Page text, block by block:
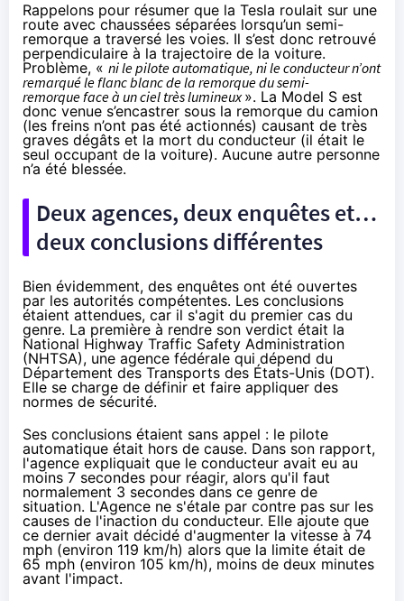
Rappelons pour résumer que la Tesla roulait sur une
route avec chaussées séparées lorsqu’un semi-
remorque a traversé les voies. Il s’est donc retrouvé
perpendiculaire à la trajectoire de la voiture.
Problème, « ni le pilote automatique, ni le conducteur n’ont
remarqué le flanc blanc de la remorque du semi-
remorque face à un ciel très lumineux». La Model S est
donc venue s’encastrer sous la remorque du camion
(les freins n’ont pas été actionnés) causant de très
graves dégâts et la mort du conducteur (il était le
seul occupant de la voiture). Aucune autre personne
n’a été blessée.
Deux agences, deux enquêtes et…
deux conclusions différentes
Bien évidemment, des enquêtes ont été ouvertes
par les autorités compétentes. Les conclusions
étaient attendues, car il s'agit du premier cas du
genre. La première à rendre son verdict était la
National Highway Traffic Safety Administration
(NHTSA), une agence fédérale qui dépend du
Département des Transports des États-Unis (DOT).
Elle se charge de définir et faire appliquer des
normes de sécurité.
Ses conclusions étaient sans appel : le pilote
automatique était hors de cause. Dans son rapport,
l'agence expliquait que le conducteur avait eu au
moins 7 secondes pour réagir, alors qu'il faut
normalement 3 secondes dans ce genre de
situation. L'Agence ne s'étale par contre pas sur les
causes de l'inaction du conducteur. Elle ajoute que
ce dernier avait décidé d'augmenter la vitesse à 74
mph (environ 119 km/h) alors que la limite était de
65 mph (environ 105 km/h), moins de deux minutes
avant l'impact.